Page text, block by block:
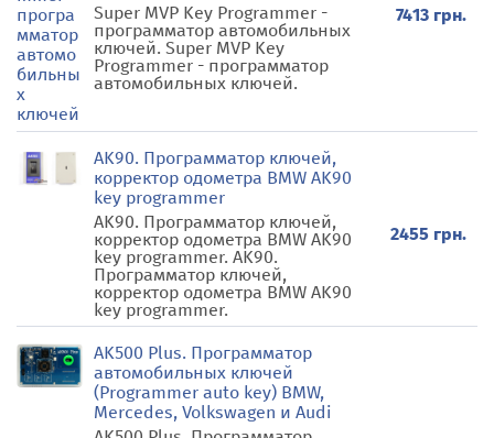
Super MVP Key Programmer -
программатор автомобильных
ключей. Super MVP Key
Programmer - программатор
автомобильных ключей.
7413 грн.
AK90. Программатор ключей,
корректор одометра BMW AK90
key programmer
AK90. Программатор ключей,
корректор одометра BMW AK90
key programmer. AK90.
Программатор ключей,
корректор одометра BMW AK90
key programmer.
2455 грн.
AK500 Plus. Программатор
автомобильных ключей
(Programmer auto key) BMW,
Mercedes, Volkswagen и Audi